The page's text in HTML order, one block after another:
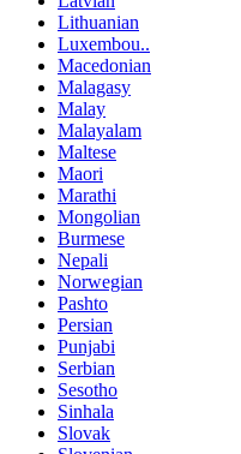
Lithuanian
Luxembou..
Macedonian
Malagasy
Malay
Malayalam
Maltese
Maori
Marathi
Mongolian
Burmese
Nepali
Norwegian
Pashto
Persian
Punjabi
Serbian
Sesotho
Sinhala
Slovak